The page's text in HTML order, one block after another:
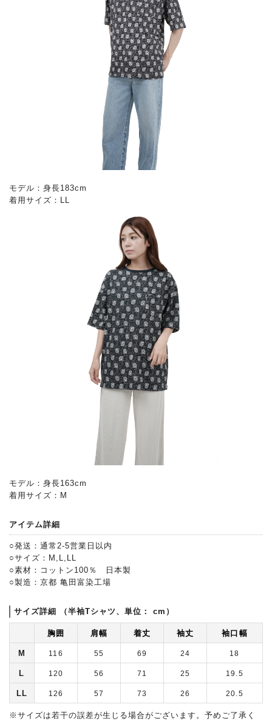
モデル：身長183cm
着用サイズ：LL
モデル：身長163cm
着用サイズ：M
アイテム詳細
○発送：通常2-5営業日以内
○サイズ：M,L,LL
○素材：コットン100％ 日本製
○製造：京都 亀田富染工場
サイズ詳細 （半袖Tシャツ、単位： cm）
胸囲 肩幅 着丈 袖丈 袖口幅
M 116 55 69 24 18
L 120 56 71 25 19.5
LL 126 57 73 26 20.5
※サイズは若干の誤差が生じる場合がございます。予めご了承く